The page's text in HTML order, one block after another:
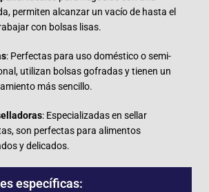
permiten alcanzar un vacío de hasta el
con bolsas lisas.
: Perfectas para uso doméstico o semi-
utilizan bolsas gofradas y tienen un
más sencillo.
: Especializadas en sellar
son perfectas para alimentos
y delicados.
específicas: